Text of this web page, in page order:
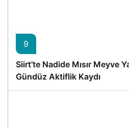
9
Siirt’te Nadide Mısır Meyve
Gündüz Aktiflik Kaydı